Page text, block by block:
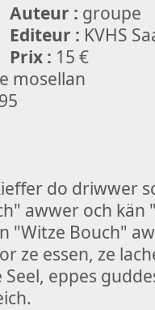
Auteur : groupe
Editeur : KVHS
Prix : 15 €
mosellan
95
do driwwer
awwer och kän
"Witze Bouch"
ze essen, ze
eppes